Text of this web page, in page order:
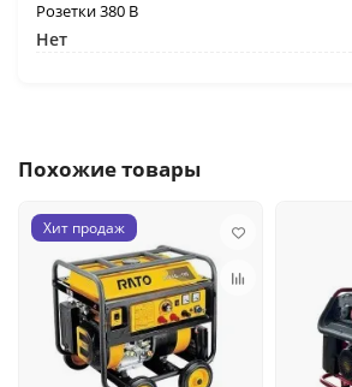
Розетки 380 В
Нет
Похожие товары
Хит продаж